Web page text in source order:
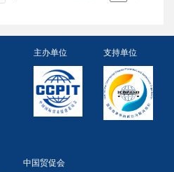
主办单位 支持单位
中国贸促会